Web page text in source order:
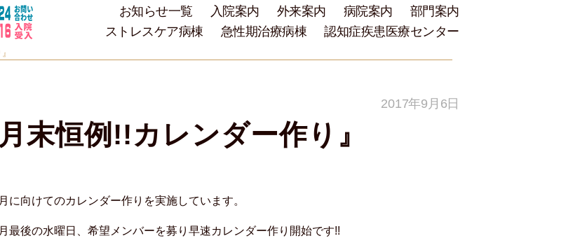
お知らせ一覧 入院案内 外来案内 病院案内
部門案内
ストレスケア病棟
急性期治療病棟 認知症疾患医療センター
2017年9月6日
末恒例!!カレンダー作り』
に向けてのカレンダー作りを実施しています。
最後の水曜日、希望メンバーを募り早速カレンダー作り開始です!!